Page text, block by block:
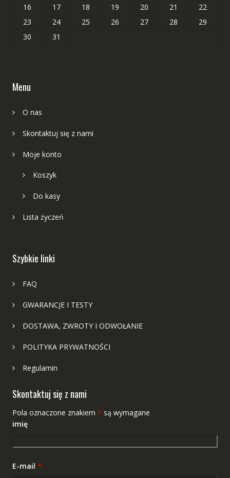
16
17 18 19 20 21
22
23
24 25 26 27 28
29
30
31
Menu
O nas
Skontaktuj się z nami
Moje konto
Koszyk
Do kasy
Lista życzeń
Szybkie linki
FAQ
GWARANCJE I TESTY
DOSTAWA, ZWROTY I ODWOŁANIE
POLITYKA PRYWATNOŚCI
Regulamin
Skontaktuj się z nami
Pola oznaczone znakiem * są wymagane
imię
E-mail *